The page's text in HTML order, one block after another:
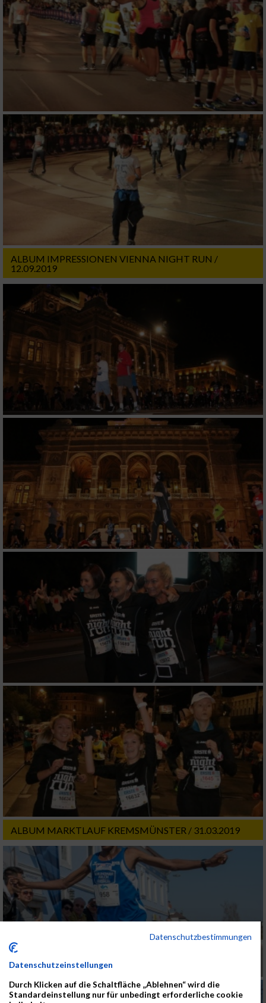
ALBUM IMPRESSIONEN VIENNA NIGHT RUN /
12.09.2019
ALBUM MARKTLAUF KREMSMÜNSTER / 31.03.2019
Datenschutzbestimmungen
Datenschutzeinstellungen
Durch Klicken auf die Schaltfläche „Ablehnen“ wird die
Standardeinstellung nur für unbedingt erforderliche cookie